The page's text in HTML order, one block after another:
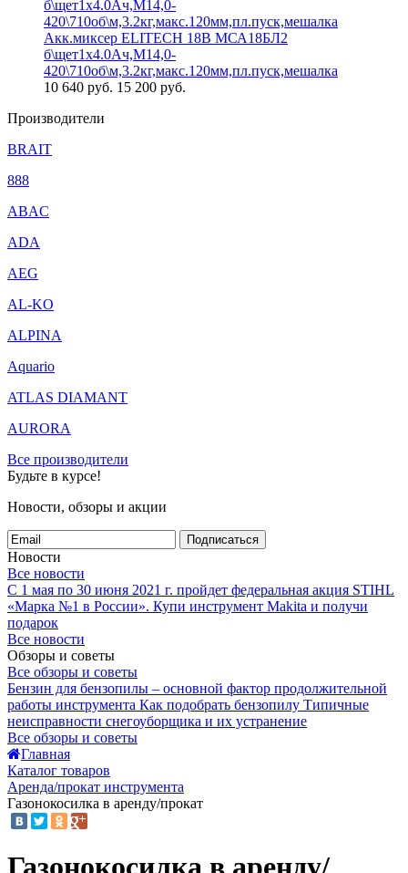
Акк.миксер ELITECH 18В МСА18БЛ2
б\щет1х4.0Ач,М14,0-
420\710об\м,3.2кг,макс.120мм,пл.пуск,мешалка
10 640 руб. 15 200 руб.
Производители
BRAIT
888
ABAC
ADA
AEG
AL-KO
ALPINA
Aquario
ATLAS DIAMANT
AURORA
Все производители
Будьте в курсе!
Новости, обзоры и акции
Подписаться
Новости
Все новости
С 1 мая по 30 июня 2021 г. пройдет федеральная акция STIHL
«Марка №1 в России». Купи инструмент Makita и получи
подарок
Все новости
Обзоры и советы
Все обзоры и советы
Бензин для бензопилы – основной фактор продолжительной
работы инструмента Как подобрать бензопилу Типичные
неисправности снегоуборщика и их устранение
Все обзоры и советы
Главная
Каталог товаров
Аренда/прокат инструмента
Газонокосилка в аренду/прокат
Газонокосилка в аренду/